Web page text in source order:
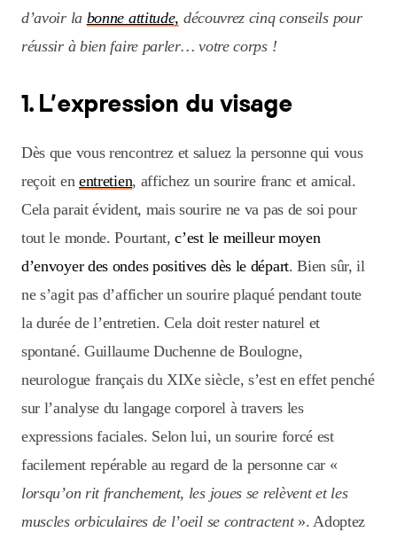
d’avoir la bonne attitude, découvrez cinq conseils pour
réussir à bien faire parler… votre corps !
1. L’expression du visage
Dès que vous rencontrez et saluez la personne qui vous
reçoit en entretien, affichez un sourire franc et amical.
Cela parait évident, mais sourire ne va pas de soi pour
tout le monde. Pourtant,c’est le meilleur moyen
d’envoyer des ondes positives dès le départ. Bien sûr, il
ne s’agit pas d’afficher un sourire plaqué pendant toute
la durée de l’entretien. Cela doit rester naturel et
spontané. Guillaume Duchenne de Boulogne,
neurologue français du XIXe siècle, s’est en effet penché
sur l’analyse du langage corporel à travers les
expressions faciales. Selon lui, un sourire forcé est
facilement repérable au regard de la personne car «
lorsqu’on rit franchement, les joues se relèvent et les
muscles orbiculaires de l’oeil se contractent». Adoptez